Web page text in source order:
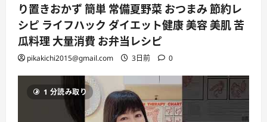
り置きおかず 簡単 常備夏野菜 おつまみ 節約レ
シピ ライフハック ダイエット健康 美容 美肌 苦
瓜料理 大量消費 お弁当レシピ
pikakichi2015@gmail.com 3日前 0
1 分読み取り